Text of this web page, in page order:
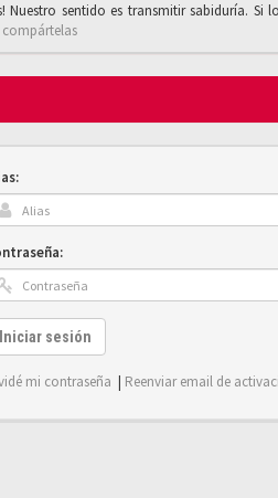
Nuestro sentido es transmitir sabiduría.
Iniciar sesión
mi contraseña | Reenviar email de